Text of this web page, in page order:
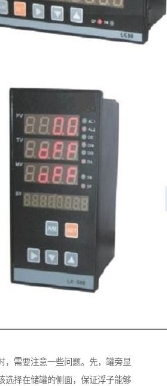
，需要注意一些问题。先，罐旁显
选择在储罐的侧面，保证浮子能够